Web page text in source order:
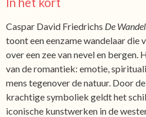
Caspar David Friedrichs De
toont een eenzame wandelaar
over een zee van nevel en
van de romantiek: emotie,
mens tegenover de natuur. Door
krachtige symboliek geldt het
iconische kunstwerken in de